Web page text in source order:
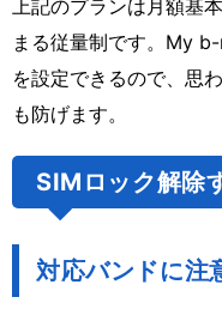
上記のプランは月額基
まる従量制です。My
を設定できるので、思
も防げます。
SIMロック解除
対応バンドに注